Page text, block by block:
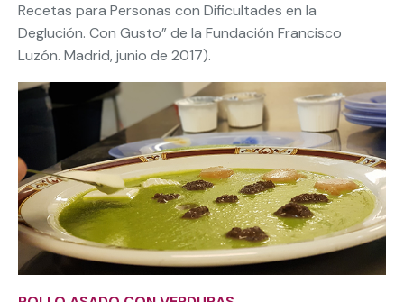
Recetas para Personas con Dificultades en la
Deglución. Con Gusto” de la Fundación Francisco
Luzón. Madrid, junio de 2017).